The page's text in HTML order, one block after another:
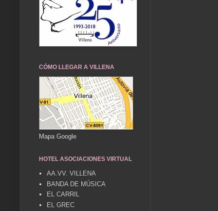
CÓMO LLEGAR A VILLENA
Mapa Google
HOTEL ASOCIACIONES VIRTUAL
AA.VV. VILLENA
BANDA DE MÚSICA
EL CARRIL
EL GREC